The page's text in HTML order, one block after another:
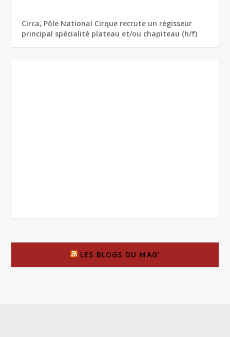
Circa, Pôle National Cirque recrute un régisseur
principal spécialité plateau et/ou chapiteau (h/f)
LES BLOGS DU MAG’